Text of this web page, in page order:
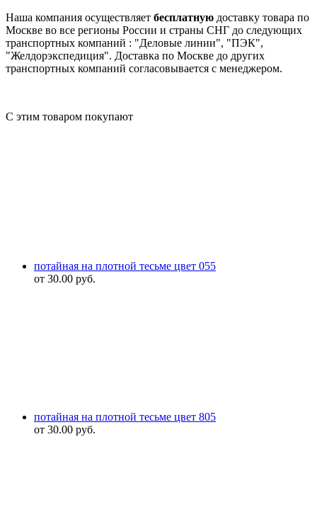
Наша компания осуществляет бесплатную доставку товара по
Москве во все регионы России и страны СНГ до следующих
транспортных компаний : "Деловые линии", "ПЭК",
"Желдорэкспедиция". Доставка по Москве до других
транспортных компаний согласовывается с менеджером.
С этим товаром покупают
потайная на плотной тесьме цвет 055
от 30.00 руб.
потайная на плотной тесьме цвет 805
от 30.00 руб.